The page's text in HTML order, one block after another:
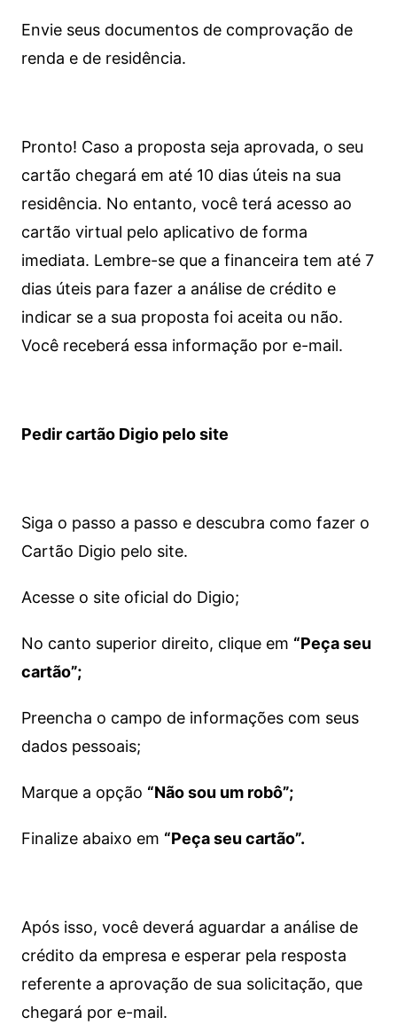
Envie seus documentos de comprovação de
renda e de residência.
Pronto! Caso a proposta seja aprovada, o seu
cartão chegará em até 10 dias úteis na sua
residência. No entanto, você terá acesso ao
cartão virtual pelo aplicativo de forma
imediata. Lembre-se que a financeira tem até 7
dias úteis para fazer a análise de crédito e
indicar se a sua proposta foi aceita ou não.
Você receberá essa informação por e-mail.
Pedir cartão Digio pelo site
Siga o passo a passo e descubra como fazer o
Cartão Digio pelo site.
Acesse o site oficial do Digio;
No canto superior direito, clique em “Peça seu
cartão”;
Preencha o campo de informações com seus
dados pessoais;
Marque a opção “Não sou um robô”;
Finalize abaixo em “Peça seu cartão”.
Após isso, você deverá aguardar a análise de
crédito da empresa e esperar pela resposta
referente a aprovação de sua solicitação, que
chegará por e-mail.